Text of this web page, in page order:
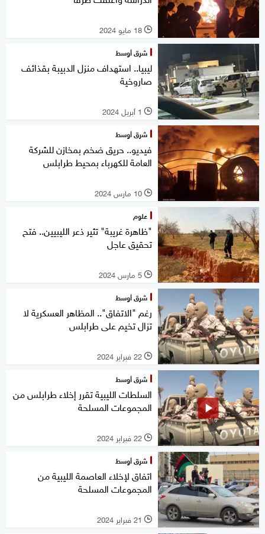
l 18 مايو 2024
شرق أوسط
ليبيا.. استهداف منزل الدبيبة بقذائف
صاروخية
l 1 أبريل 2024
شرق أوسط
فيديو.. حريق ضخم بمخازن للشركة
العامة للكهرباء بمحيط طرابلس
l 10 مارس 2024
علوم
"ظاهرة غريبة" تثير ذعر الليبيين.. فتح
تحقيق عاجل
l 5 مارس 2024
شرق أوسط
رغم "الاتفاق".. المظاهر العسكرية لا
تزال تخيم على طرابلس
l 22 فبراير 2024
شرق أوسط
السلطات الليبية تقرر إخلاء طرابلس من
المجموعات المسلحة
l 22 فبراير 2024
شرق أوسط
اتفاق لإخلاء العاصمة الليبية من
المجموعات المسلحة
l 21 فبراير 2024